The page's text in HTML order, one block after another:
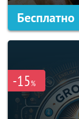
Бесплатно
-15%